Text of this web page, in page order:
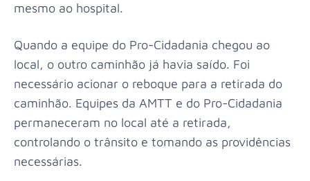
mesmo ao hospital.
Quando a equipe do Pro-Cidadania chegou ao
local, o outro caminhão já havia saído. Foi
necessário acionar o reboque para a retirada do
caminhão. Equipes da AMTT e do Pro-Cidadania
permaneceram no local até a retirada,
controlando o trânsito e tomando as providências
necessárias.